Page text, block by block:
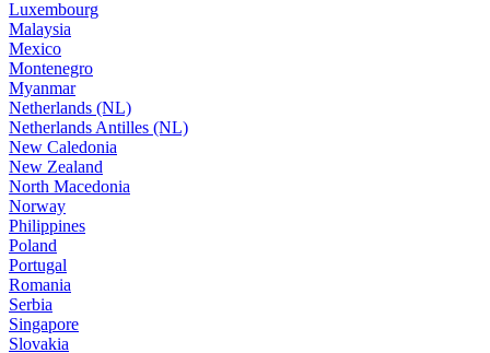
Luxembourg
Malaysia
Mexico
Montenegro
Myanmar
Netherlands (NL)
Netherlands Antilles (NL)
New Caledonia
New Zealand
North Macedonia
Norway
Philippines
Poland
Portugal
Romania
Serbia
Singapore
Slovakia